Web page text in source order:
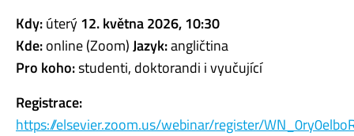
Kdy:úterý12. května 2026, 10:30
Kde:online (Zoom)Jazyk:angličtina
Pro koho:studenti, doktorandi i vyučující
Registrace:
https://elsevier.zoom.us/webinar/register/